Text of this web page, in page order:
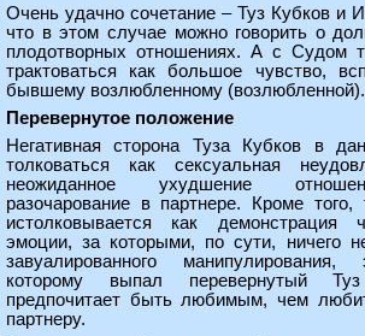
Очень удачно сочетание – Туз Кубков и
что в этом случае можно говорить о
плодотворных отношениях. А с Судом
трактоваться как большое чувство,
бывшему возлюбленному (возлюбленной).
Перевернутое положение
Негативная сторона Туза Кубков в
толковаться как сексуальная
неожиданное ухудшение
разочарование в партнере. Кроме того,
истолковывается как демонстрация
эмоции, за которыми, по сути, ничего
завуалированного манипулирования,
которому выпал перевернутый
предпочитает быть любимым, чем
партнеру.